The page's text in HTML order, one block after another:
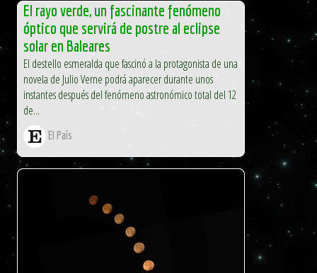
El rayo verde, un fascinante fenómeno
óptico que servirá de postre al eclipse
solar en Baleares
El destello esmeralda que fascinó a la protagonista de una
novela de Julio Verne podrá aparecer durante unos
instantes después del fenómeno astronómico total del 12
de...
El País